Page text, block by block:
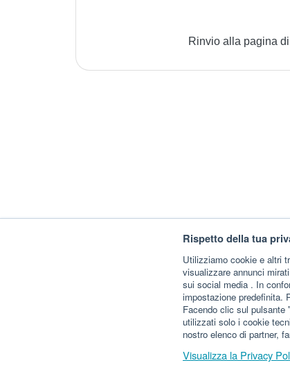
Rispetto della tua
Utilizziamo cookie e altri
visualizzare annunci
sui social media . In
impostazione predefinita.
Facendo clic sul
utilizzati solo i cookie
nostro elenco di partner,
Visualizza la Privacy
Rinvio alla pagina